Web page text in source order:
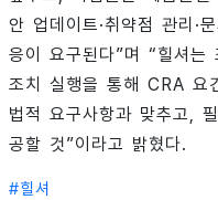
안 업데이트·취약점 관리·
응이 요구된다”며 “힐셔
조치 실행을 통해 CRA 요
법적 요구사항과 맞추고,
공할 것”이라고 밝혔다.
#힐셔